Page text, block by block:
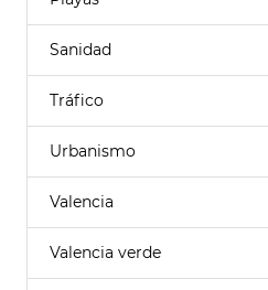
Sanidad
Tráfico
Urbanismo
Valencia
Valencia verde